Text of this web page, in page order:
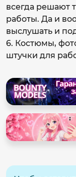
всегда решают
работы. Да и
выслушать и
6. Костюмы,
штучки для